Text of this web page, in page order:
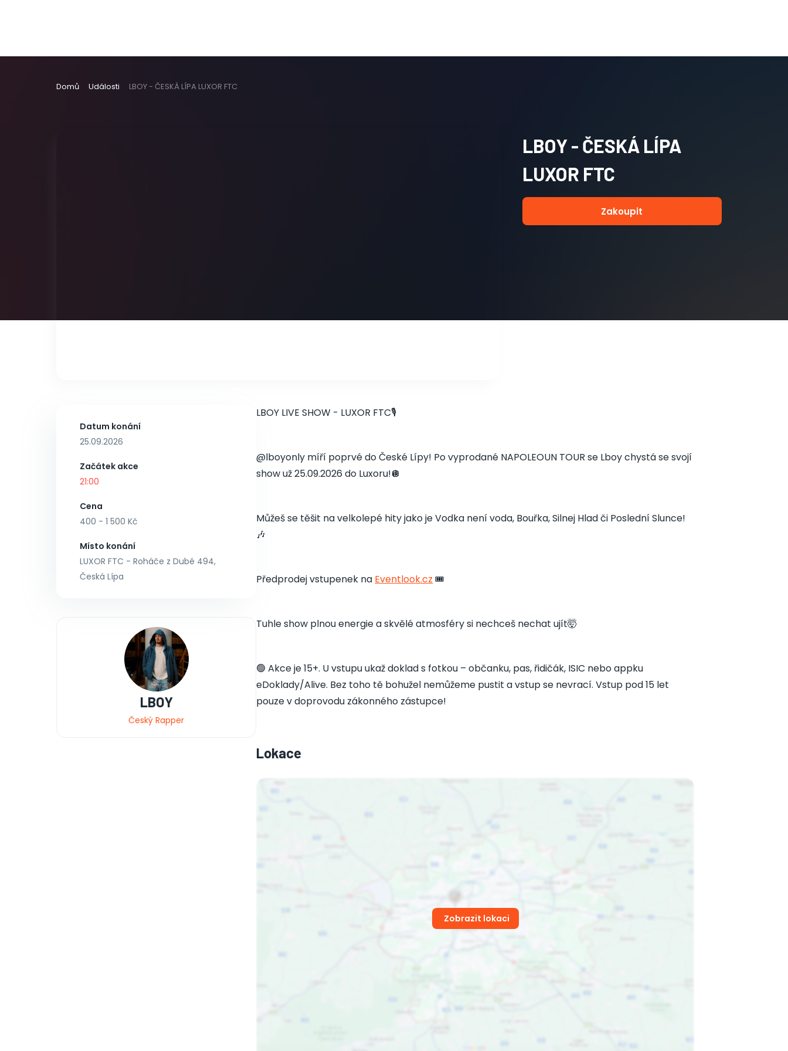
Domů Události LBOY - ČESKÁ LÍPA LUXOR FTC
LBOY - ČESKÁ LÍPA
LUXOR FTC
Zakoupit
Datum konání
25.09.2026
Začátek akce
21:00
Cena
400 - 1 500 Kč
Místo konání
LUXOR FTC - Roháče z Dubé 494,
Česká Lípa
LBOY
Český Rapper
LBOY LIVE SHOW - LUXOR FTC🎙️
@lboyonly míří poprvé do České Lípy! Po vyprodané NAPOLEOUN TOUR se Lboy chystá se svojí
show už 25.09.2026 do Luxoru!🪩
Můžeš se těšit na velkolepé hity jako je Vodka není voda, Bouřka, Silnej Hlad či Poslední Slunce!
🎶
Předprodej vstupenek na Eventlook.cz 🎟️
Tuhle show plnou energie a skvělé atmosféry si nechceš nechat ujít🤯
🟢 Akce je 15+. U vstupu ukaž doklad s fotkou – občanku, pas, řidičák, ISIC nebo appku
eDoklady/Alive. Bez toho tě bohužel nemůžeme pustit a vstup se nevrací. Vstup pod 15 let
pouze v doprovodu zákonného zástupce!
Lokace
Zobrazit lokaci